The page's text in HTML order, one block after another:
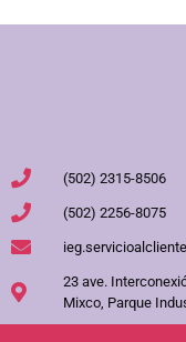
(502) 2315-8506
(502) 2256-8075
23 ave.
Mixco, Parque